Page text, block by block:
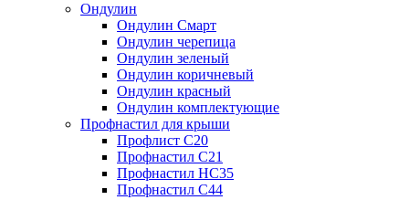
Ондулин
Ондулин Смарт
Ондулин черепица
Ондулин зеленый
Ондулин коричневый
Ондулин красный
Ондулин комплектующие
Профнастил для крыши
Профлист С20
Профнастил С21
Профнастил НС35
Профнастил С44